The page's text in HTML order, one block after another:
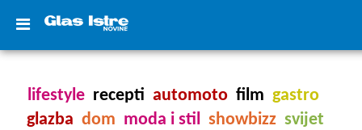
lifestyle recepti automoto film gastro
glazba dom moda i stil showbizz svijet